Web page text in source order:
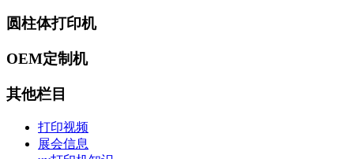
圆柱体打印机
OEM定制机
其他栏目
打印视频
展会信息